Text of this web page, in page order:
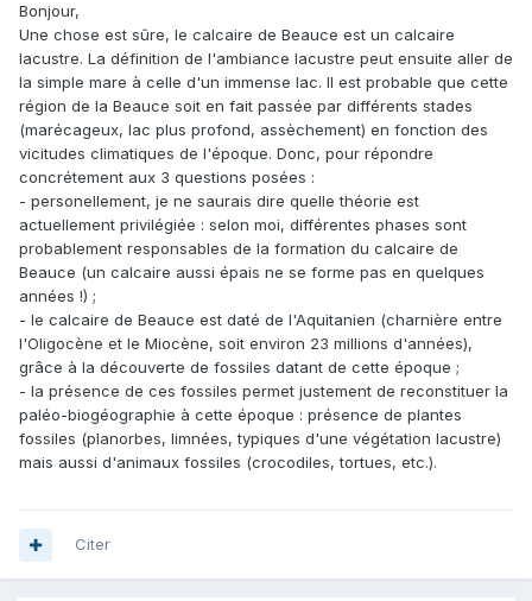
Bonjour,
Une chose est sûre, le calcaire de Beauce est un calcaire
lacustre. La définition de l'ambiance lacustre peut ensuite aller de
la simple mare à celle d'un immense lac. Il est probable que cette
région de la Beauce soit en fait passée par différents stades
(marécageux, lac plus profond, assèchement) en fonction des
vicitudes climatiques de l'époque. Donc, pour répondre
concrétement aux 3 questions posées :
- personellement, je ne saurais dire quelle théorie est
actuellement privilégiée : selon moi, différentes phases sont
probablement responsables de la formation du calcaire de
Beauce (un calcaire aussi épais ne se forme pas en quelques
années !) ;
- le calcaire de Beauce est daté de l'Aquitanien (charnière entre
l'Oligocène et le Miocène, soit environ 23 millions d'années),
grâce à la découverte de fossiles datant de cette époque ;
- la présence de ces fossiles permet justement de reconstituer la
paléo-biogéographie à cette époque : présence de plantes
fossiles (planorbes, limnées, typiques d'une végétation lacustre)
mais aussi d'animaux fossiles (crocodiles, tortues, etc.).
Citer